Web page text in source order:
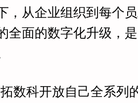
，从企业组织到每个
全面的数字化升级，
数科开放自己全系列